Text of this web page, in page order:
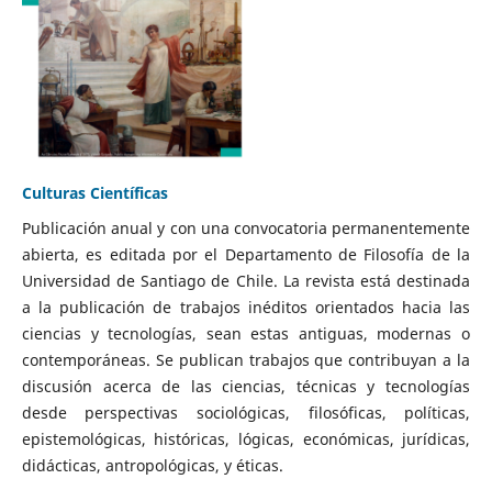
Culturas Científicas
Publicación anual y con una convocatoria permanentemente
abierta, es editada por el Departamento de Filosofía de la
Universidad de Santiago de Chile. La revista está destinada
a la publicación de trabajos inéditos orientados hacia las
ciencias y tecnologías, sean estas antiguas, modernas o
contemporáneas. Se publican trabajos que contribuyan a la
discusión acerca de las ciencias, técnicas y tecnologías
desde perspectivas sociológicas, filosóficas, políticas,
epistemológicas, históricas, lógicas, económicas, jurídicas,
didácticas, antropológicas, y éticas.